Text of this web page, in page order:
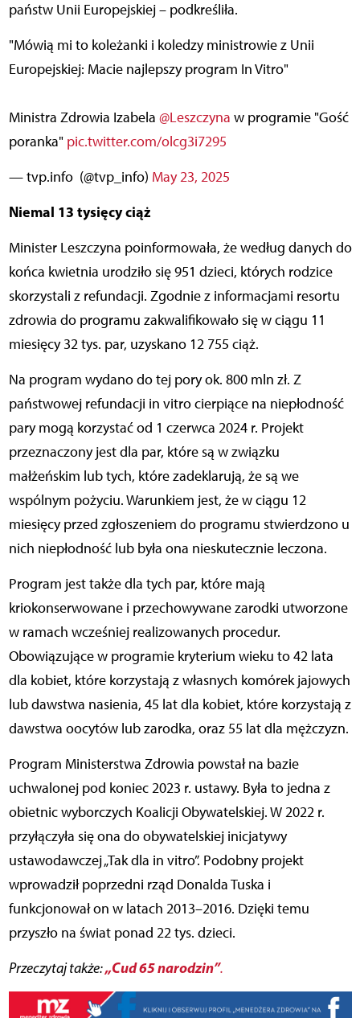
państw Unii Europejskiej – podkreśliła.
"Mówią mi to koleżanki i koledzy ministrowie z Unii
Europejskiej: Macie najlepszy program In Vitro"
Ministra Zdrowia Izabela @Leszczyna w programie "Gość
poranka" pic.twitter.com/olcg3i7295
— tvp.info (@tvp_info) May 23, 2025
Niemal 13 tysięcy ciąż
Minister Leszczyna poinformowała, że według danych do
końca kwietnia urodziło się 951 dzieci, których rodzice
skorzystali z refundacji. Zgodnie z informacjami resortu
zdrowia do programu zakwalifikowało się w ciągu 11
miesięcy 32 tys. par, uzyskano 12 755 ciąż.
Na program wydano do tej pory ok. 800 mln zł. Z
państwowej refundacji in vitro cierpiące na niepłodność
pary mogą korzystać od 1 czerwca 2024 r. Projekt
przeznaczony jest dla par, które są w związku
małżeńskim lub tych, które zadeklarują, że są we
wspólnym pożyciu. Warunkiem jest, że w ciągu 12
miesięcy przed zgłoszeniem do programu stwierdzono u
nich niepłodność lub była ona nieskutecznie leczona.
Program jest także dla tych par, które mają
kriokonserwowane i przechowywane zarodki utworzone
w ramach wcześniej realizowanych procedur.
Obowiązujące w programie kryterium wieku to 42 lata
dla kobiet, które korzystają z własnych komórek jajowych
lub dawstwa nasienia, 45 lat dla kobiet, które korzystają z
dawstwa oocytów lub zarodka, oraz 55 lat dla mężczyzn.
Program Ministerstwa Zdrowia powstał na bazie
uchwalonej pod koniec 2023 r. ustawy. Była to jedna z
obietnic wyborczych Koalicji Obywatelskiej. W 2022 r.
przyłączyła się ona do obywatelskiej inicjatywy
ustawodawczej „Tak dla in vitro”. Podobny projekt
wprowadził poprzedni rząd Donalda Tuska i
funkcjonował on w latach 2013–2016. Dzięki temu
przyszło na świat ponad 22 tys. dzieci.
Przeczytaj także:„Cud 65 narodzin”.